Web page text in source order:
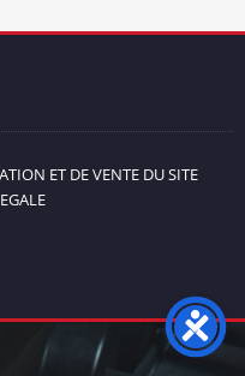
ET DE VENTE DU SITE